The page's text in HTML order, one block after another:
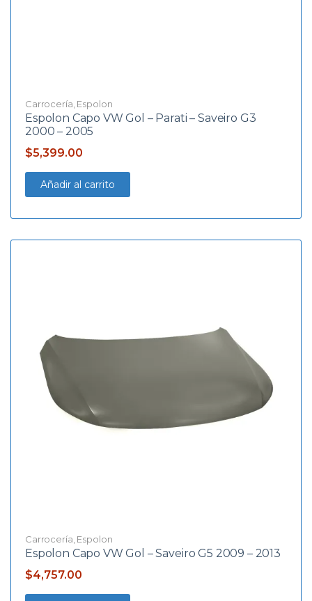
Carrocería Espolon
Espolon Capo VW Gol – Parati – Saveiro G3
2000 – 2005
$5,399.00
Añadir al carrito
Carrocería Espolon
Espolon Capo VW Gol – Saveiro G5 2009 – 2013
$4,757.00